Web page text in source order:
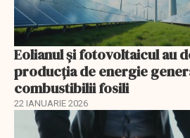
Eolianul și fotovoltaicul au
producția de energie
combustibilii fosili
22 IANUARIE 2026